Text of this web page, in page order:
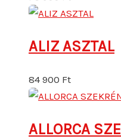
ALIZ ASZTAL
84 900 Ft
ALLORCA